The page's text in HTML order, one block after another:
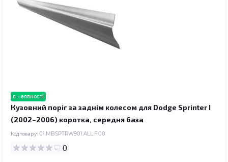
в наявності
Кузовний поріг за заднім колесом для Dodge Sprinter I
(2002–2006) коротка, середня база
Код товару: 01.MBSPTRW901.ALL.F.00
0